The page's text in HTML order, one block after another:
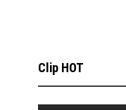
Clip HOT